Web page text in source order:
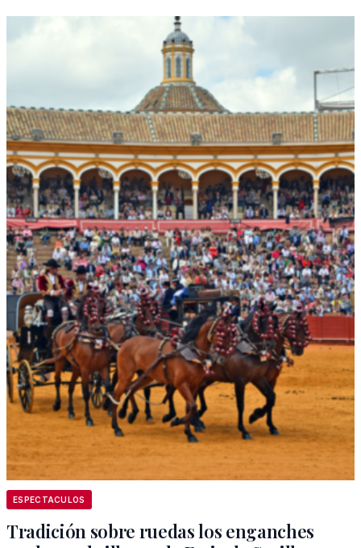
ESPECTACULOS
Tradición sobre ruedas los enganches